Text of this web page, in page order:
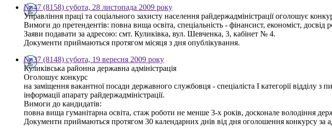
№ 47 (8158) субота, 28 листопада 2009 року
Управління праці та соціального захисту населення райдержадміністрації оголошує
Вимоги до претендентів: повна вища освіта, спеціальність - фінансист, економіст,
Заяви подавати за адресою: смт. Куликівка, вул. Шевченка, 3, кабінет № 4.
Документи приймаються протягом місяця з дня опублікування.
№ 37 (8148) субота, 19 вересня 2009 року
Куликівська районна державна адміністрація
Оголошує конкурс
на заміщення вакантної посади державного службовця - спеціаліста І категорії відділу
інформації апарату райдержадміністрації.
Вимоги до кандидатів:
повна вища гуманітарна освіта, стаж роботи не менше 3-х років, досконале володіння
Документи приймаються протягом 30 календарних днів від дня оголошення конкурсу